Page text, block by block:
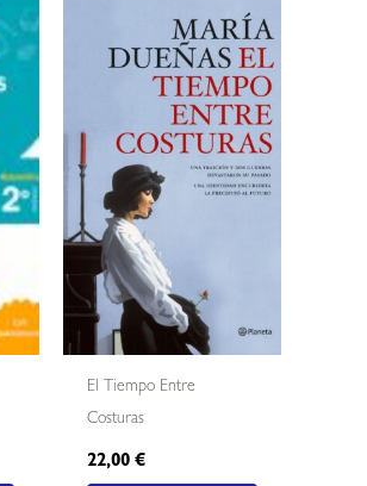
El Tiempo Entre
Costuras
22,00€